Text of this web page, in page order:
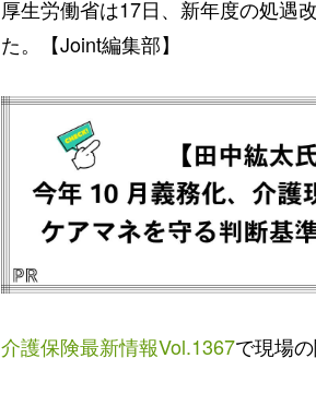
厚生労働省は17日、新年度の処遇
た。【Joint編集部】
介護保険最新情報Vol.1367で現場